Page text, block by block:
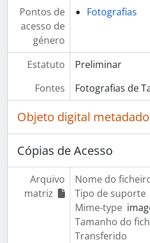
Pontos de
acesso de
género
Fotografias
Estatuto
Preliminar
Fontes
Fotografias de
Objeto digital
Cópias de Acesso
Arquivo
matriz
Nome do
Tipo de suporte
Mime-type
Tamanho do
Transferido